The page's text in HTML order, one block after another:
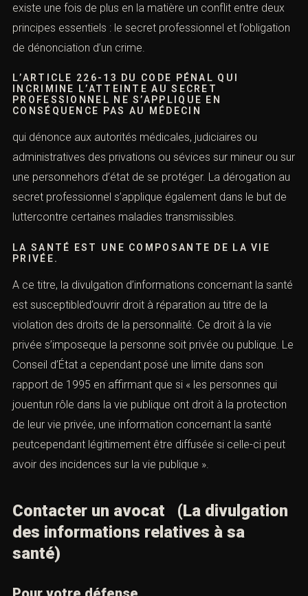
existe une fois de plus en la matière un conflit entre deux
principes essentiels : le secret professionnel et l’obligation
de dénonciation d’un crime.
L’A RTICLE 226-13
DU CODE PÉNAL QUI
INCRIMINE L’ATTEINTE AU SECRET
PROFESSIONNEL NE S’APPLIQUE EN
CONSÉQUENCE PAS AU MÉDECIN
qui dénonce aux autorités médicales, judiciaires ou
administratives des privations ou sévices sur mineur ou sur
une personnehors d’état de se protéger. La dérogation au
secret professionnel s’applique également dans le but de
luttercontre certaines maladies transmissibles.
LA SANTÉ EST UNE COMPOSANTE DE LA VIE
PRIVÉE.
A ce titre, la divulgation d’informations concernant la santé
est susceptibled’ouvrir droit à réparation au titre de la
violation des droits de la personnalité. Ce droit à la vie
privée s’imposeque la personne soit privée ou publique. Le
Conseil d’État a cependant posé une limite dans son
rapport de 1995 en affirmant que si « les personnes qui
jouentun rôle dans la vie publique ont droit à la protection
de leur vie privée, une information concernant la santé
peutcependant légitimement être diffusée si celle-ci peut
avoir des incidences sur la vie publique ».
Contacter un avocat (La divulgation
des informations relatives à sa
santé)